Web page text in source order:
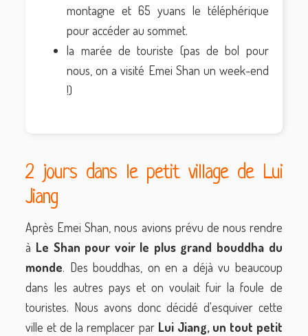
montagne et 65 yuans le téléphérique
pour accéder au sommet.
la marée de touriste (pas de bol pour
nous, on a visité Emei Shan un week-end
!)
2 jours dans le petit village de Lui
Jiang
Après Emei Shan, nous avions prévu de nous rendre
à Le Shan pour voir le plus grand bouddha du
monde. Des bouddhas, on en a déjà vu beaucoup
dans les autres pays et on voulait fuir la foule de
touristes. Nous avons donc décidé d'esquiver cette
ville et de la remplacer par Lui Jiang, un tout petit